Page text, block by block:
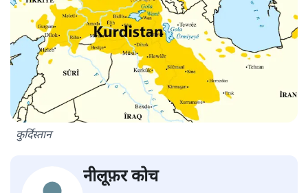
कुर्दिस्तान
नीलूफ़र कोच